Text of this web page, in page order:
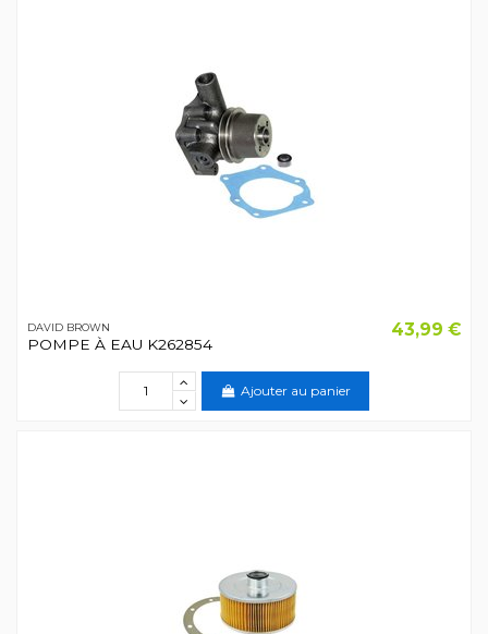
DAVID BROWN
POMPE À EAU K262854
43,99 €
Ajouter au panier